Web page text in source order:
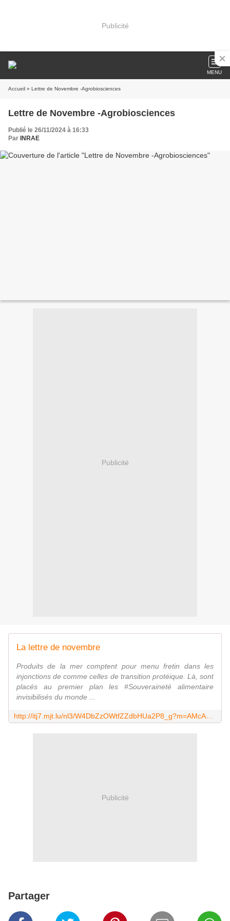
Publicité
MENU
Accueil » Lettre de Novembre -Agrobiosciences
Lettre de Novembre -Agrobiosciences
Publié le 26/11/2024 à 16:33
Par INRAE
Publicité
La lettre de novembre
Produits de la mer comptent pour menu fretin dans les
injonctions de comme celles de transition protéique. Là, sont
placés au premier plan les #Souveraineté alimentaire
invisibilisés du monde ...
Publicité
Partager